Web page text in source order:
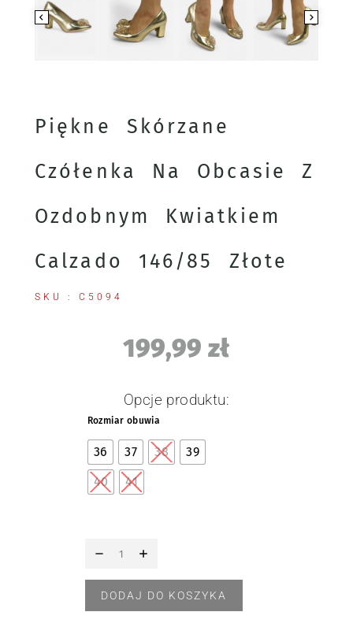
Piękne Skórzane
Czółenka Na Obcasie Z
Ozdobnym Kwiatkiem
Calzado 146/85 Złote
SKU : C5094
199,99 zł
Opcje produktu:
Rozmiar obuwia
36 37 38
39
40
41
DODAJ DO KOSZYKA